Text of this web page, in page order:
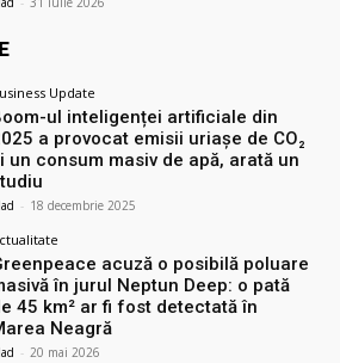
Update
ul inteligenței artificiale din
a provocat emisii uriașe de CO₂
un consum masiv de apă, arată un
- 18 decembrie 2025
acuză o posibilă poluare
în jurul Neptun Deep: o pată
45 km² ar fi fost detectată în
Neagră
- 20 mai 2026